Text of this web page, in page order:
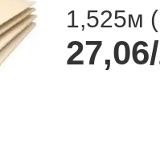
1,525м (
27,06/